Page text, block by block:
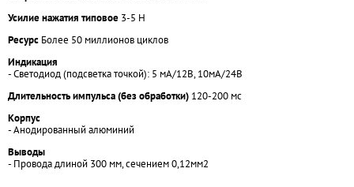
Усилие нажатия типовое 3-5 Н
Ресурс Более 50 миллионов циклов
Индикация
- Светодиод (подсветка точкой): 5 мА/12В, 10мА/24В
Длительность импульса (без обработки) 120-200 мс
Корпус
- Анодированный алюминий
Выводы
- Провода длиной 300 мм, сечением 0,12мм2